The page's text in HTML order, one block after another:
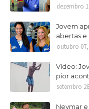
dezembro
Jovem
abertas e
outubro 07,
Vídeo:
pior
setembro
Neymar